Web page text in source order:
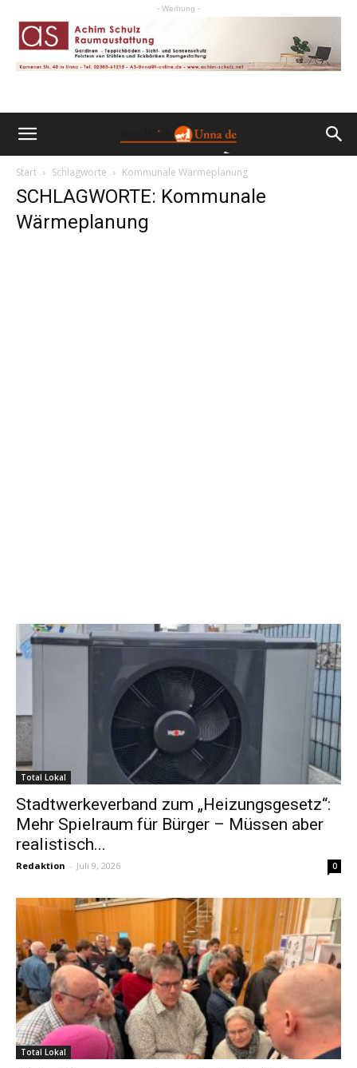
- Werbung -
Start Schlagworte Kommunale Wärmeplanung
SCHLAGWORTE: Kommunale
Wärmeplanung
Total Lokal
Stadtwerkeverband zum „Heizungsgesetz“:
Mehr Spielraum für Bürger – Müssen aber
realistisch...
Redaktion - Juli 9, 2026 0
Total Lokal